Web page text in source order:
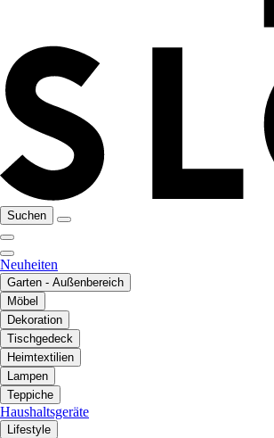
Suchen
Neuheiten
Garten - Außenbereich
Möbel
Dekoration
Tischgedeck
Heimtextilien
Lampen
Teppiche
Haushaltsgeräte
Lifestyle